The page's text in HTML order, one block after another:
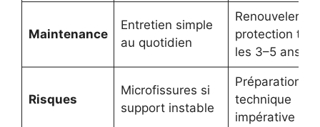
Maintenance
Entretien simple
au quotidien
Renouveler la
protection
les 3–5 ans
Risques
Microfissures si
support instable
Préparation
technique
impérative